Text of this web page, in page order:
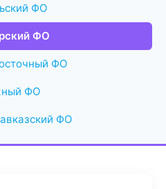
ФО
ФО
ФО
ФО
ФО